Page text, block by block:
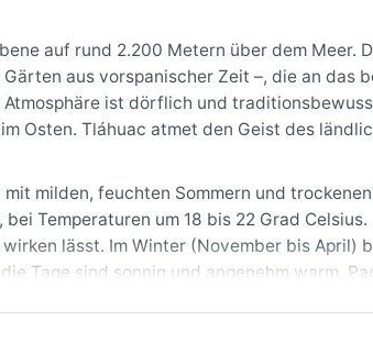
auf rund 2.200 Metern über dem Meer.
aus vorspanischer Zeit –, die an das
ist dörflich und
Osten. Tláhuac atmet den Geist des
milden, feuchten Sommern und
Temperaturen um 18 bis 22 Grad Celsius.
lässt. Im Winter (November bis April)
Tage sind sonnig und angenehm warm.